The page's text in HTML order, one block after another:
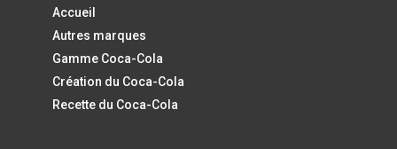
Accueil
Autres marques
Gamme Coca-Cola
Création du Coca-Cola
Recette du Coca-Cola